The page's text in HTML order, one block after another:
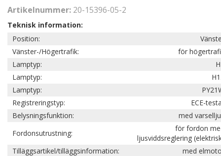
Artikelnummer: 20-15396-05-2
Teknisk information:
Position:
Vänster-/Högertrafik:
för
Lamptyp:
Lamptyp:
Lamptyp:
Registreringstyp:
ECE-
Belysningsfunktion:
med
Fordonsutrustning:
för fordon
ljusviddsreglering
Tilläggsartikel/tilläggsinformation:
med